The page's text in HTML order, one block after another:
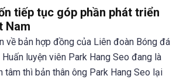
tiếp tục góp phần phát triển
Nam
về bản hợp đồng của Liên đoàn Bóng đá
luyện viên Park Hang Seo đang là
tâm thì bản thân ông Park Hang Seo lại